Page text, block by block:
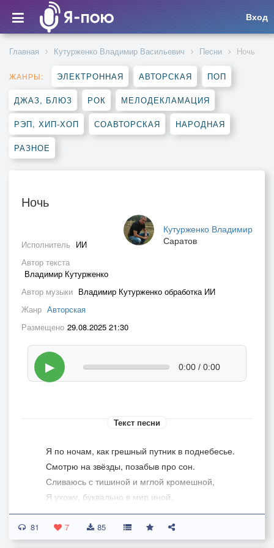
Вход
Главная Кутурженко Владимир Васильевич Песни Ночь
ЖАНРЫ: ЭЛЕКТРОННАЯ АВТОРСКАЯ ПОП
ДЖАЗ, БЛЮЗ РОК МЕЛОДЕКЛАМАЦИЯ
РЭП, ХИП-ХОП СОАВТОРСКАЯ НАРОДНАЯ
РАЗНОЕ
Ночь
Кутурженко Владимир
Саратов
Исполнитель ИИ
Автор текста
Владимир Кутурженко
Автор музыки Владимир Кутурженко обработка ИИ
Жанр Авторская
Размещено 29.08.2025 21:30
▶ 0:00 / 0:00
Текст песни
Я по ночам, как грешный путник в поднебесье.
Смотрю на звёзды, позабыв про сон.
Сливаюсь с тишиной и мглой кромешной,
Я ухожу, буквально в мир иной.
Где нет обид, интриг, тебя не судят.
Вот как сейчас - лишь звезды, ночь и тишина.
Возможно БОГ, меня осудит и в этот мир, не
81 7 85